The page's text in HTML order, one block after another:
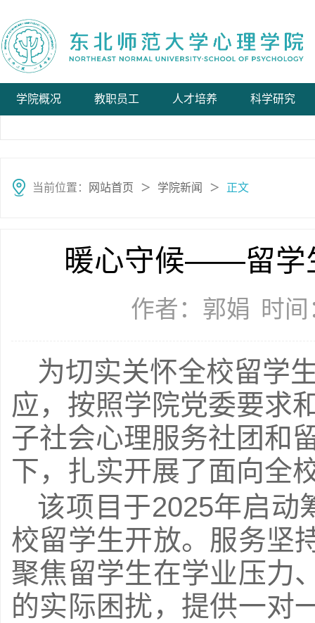
学院概况 教职员工 人才培养 科学研究
当前位置： 网站首页 ＞ 学院新闻 ＞ 正文
暖心守候——留学
作者：郭娟 时
为切实关怀全校留学
应，按照学院党委要求
子社会心理服务社团和
下，扎实开展了面向全
该项目于2025年启动
校留学生开放。服务坚
聚焦留学生在学业压力
的实际困扰，提供一对